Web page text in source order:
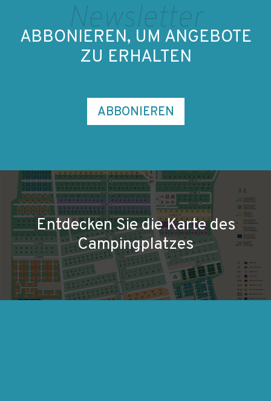
ABBONIEREN, UM ANGEBOTE
ZU ERHALTEN
Newsletter
ABBONIEREN
Entdecken Sie die Karte des
Campingplatzes